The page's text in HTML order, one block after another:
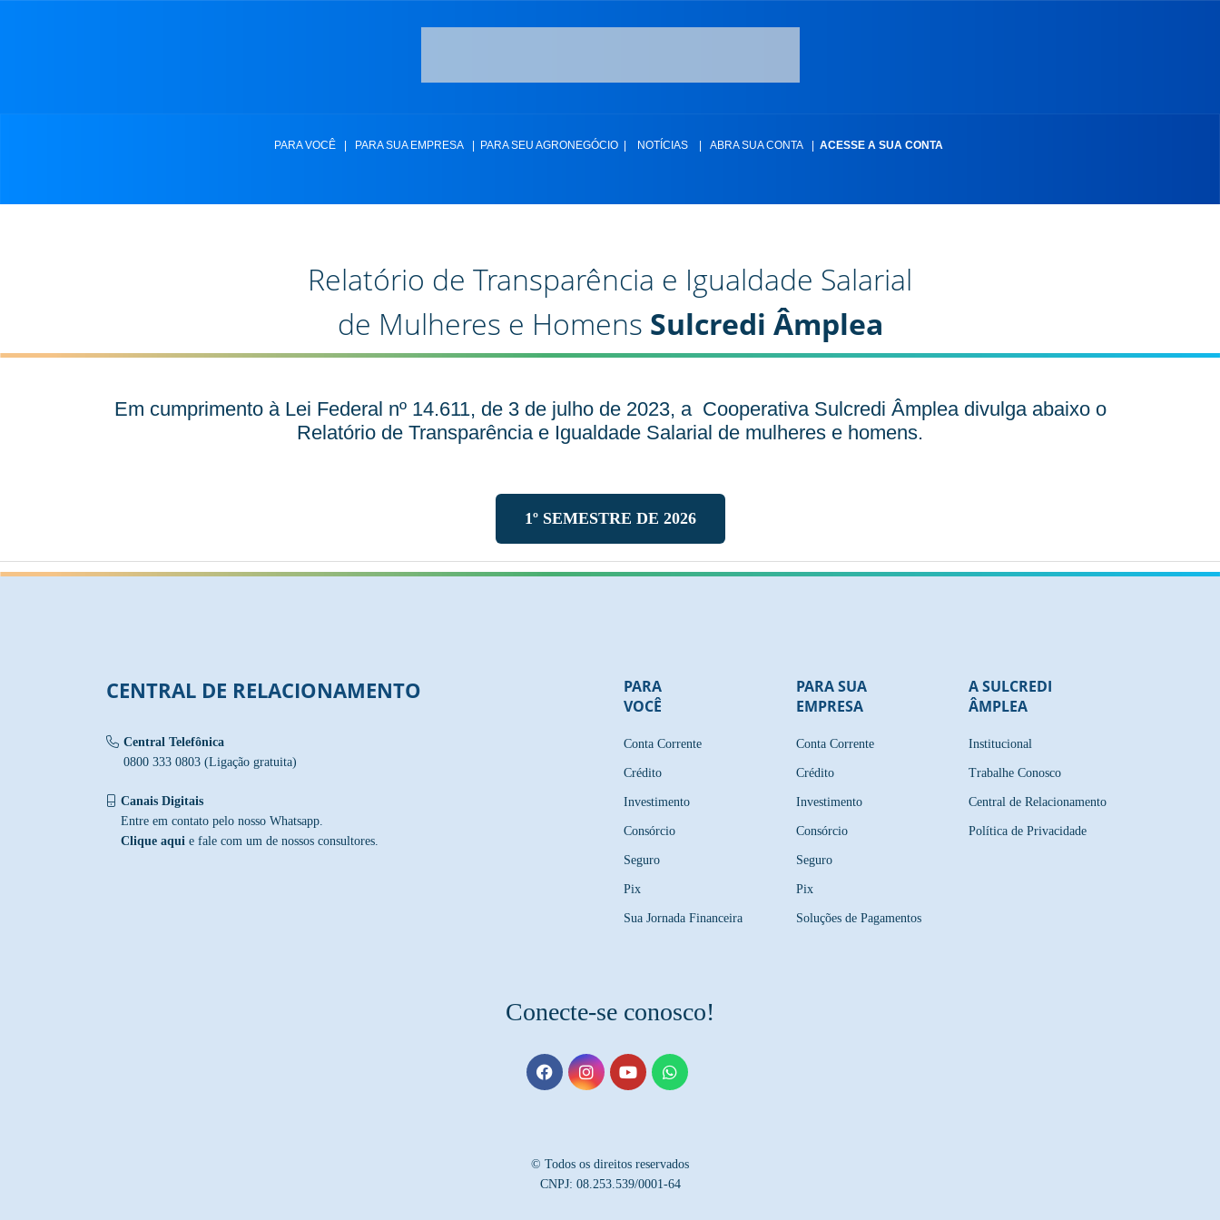
PARA VOCÊ PARA SUA EMPRESA PARA SEU AGRONEGÓCIO NOTÍCIAS ABRA SUA CONTA ACESSE A SUA CONTA
Relatório de Transparência e Igualdade Salarial
de Mulheres e Homens Sulcredi Âmplea
Em cumprimento à Lei Federal nº 14.611, de 3 de julho de 2023, a Cooperativa Sulcredi Âmplea divulga abaixo o
Relatório de Transparência e Igualdade Salarial de mulheres e homens.
1º SEMESTRE DE 2026
CENTRAL DE RELACIONAMENTO
Central Telefônica
0800 333 0803 (Ligação gratuita)
Canais Digitais
Entre em contato pelo nosso Whatsapp.
Clique aqui e fale com um de nossos consultores.
PARA
VOCÊ
Conta Corrente
Crédito
Investimento
Consórcio
Seguro
Pix
Sua Jornada Financeira
PARA SUA
EMPRESA
Conta Corrente
Crédito
Investimento
Consórcio
Seguro
Pix
Soluções de Pagamentos
A SULCREDI
ÂMPLEA
Institucional
Trabalhe Conosco
Central de Relacionamento
Política de Privacidade
Conecte-se conosco!
© Todos os direitos reservados
CNPJ: 08.253.539/0001-64